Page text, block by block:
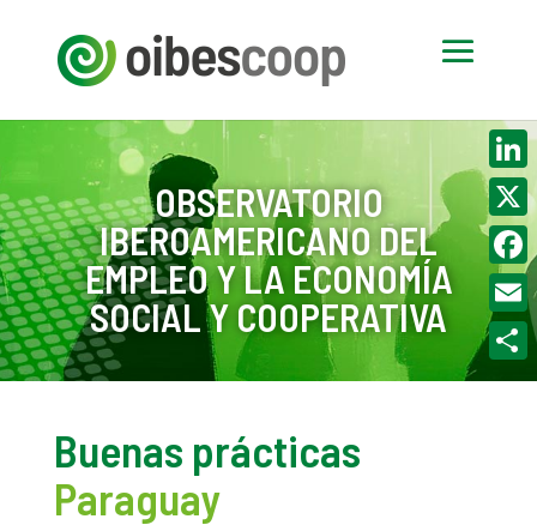
OBSERVATORIO
IBEROAMERICANO DEL
EMPLEO Y LA ECONOMÍA
SOCIAL Y COOPERATIVA
Buenas prácticas
Paraguay
X
Email